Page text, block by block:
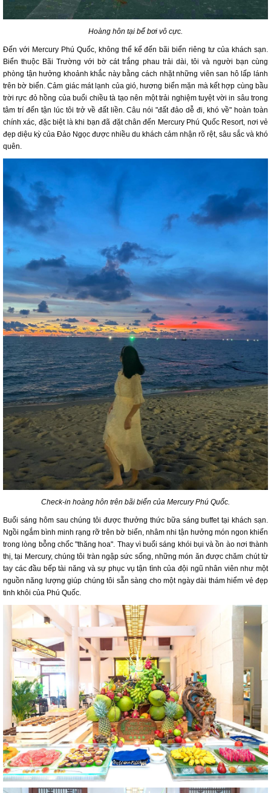
Hoàng hôn tại bể bơi vô cực.
Đến với Mercury Phú Quốc, không thể kể đến bãi biển riêng tư của khách sạn.
Biển thuộc Bãi Trường với bờ cát trắng phau trải dài, tôi và người bạn cùng
phòng tận hưởng khoảnh khắc này bằng cách nhặt những viên san hô lấp lánh
trên bờ biển. Cảm giác mát lạnh của gió, hương biển mặn mà kết hợp cùng bầu
trời rực đỏ hồng của buổi chiều tà tạo nên một trải nghiệm tuyệt vời in sâu trong
tâm trí đến tận lúc tôi trở về đất liền. Câu nói "đất đảo dễ đi, khó về" hoàn toàn
chính xác, đặc biệt là khi bạn đã đặt chân đến Mercury Phú Quốc Resort, nơi vẻ
đẹp diệu kỳ của Đảo Ngọc được nhiều du khách cảm nhận rõ rệt, sâu sắc và khó
quên.
Check-in hoàng hôn trên bãi biển của Mercury Phú Quốc.
Buổi sáng hôm sau chúng tôi được thưởng thức bữa sáng buffet tại khách sạn.
Ngồi ngắm bình minh rạng rỡ trên bờ biển, nhâm nhi tận hưởng món ngon khiến
trong lòng bỗng chốc "thăng hoa". Thay vì buổi sáng khói bụi và ồn ào nơi thành
thị, tại Mercury, chúng tôi tràn ngập sức sống, những món ăn được chăm chút từ
tay các đầu bếp tài năng và sự phục vụ tận tình của đội ngũ nhân viên như một
nguồn năng lượng giúp chúng tôi sẵn sàng cho một ngày dài thám hiểm vẻ đẹp
tinh khôi của Phú Quốc.